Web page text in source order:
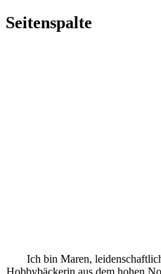
Seitenspalte
Ich bin Maren,